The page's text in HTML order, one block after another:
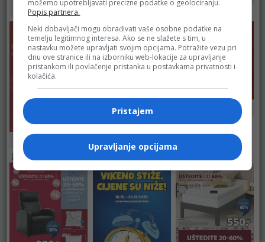
Kort Marketi
JYSK
Fortuna Marketi
možemo upotrebljavati precizne podatke o geolociranju.
Popis partnera.
Neki dobavljači mogu obrađivati vaše osobne podatke na
temelju legitimnog interesa. Ako se ne slažete s tim, u
nastavku možete upravljati svojim opcijama. Potražite vezu pri
dnu ove stranice ili na izborniku web-lokacije za upravljanje
pristankom ili povlačenje pristanka u postavkama privatnosti i
kolačića.
Pristajem
Upravljanje opcijama